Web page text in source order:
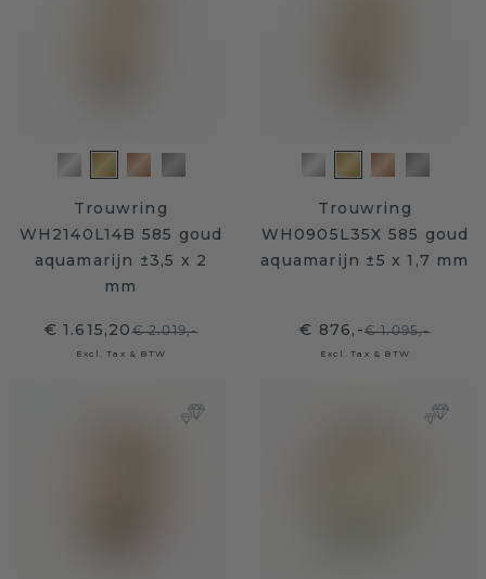
Trouwring
WH2140L14B 585 goud
aquamarijn ±3,5 x 2
mm
€ 1.615,20€ 2.019,-
Excl. Tax & BTW
Trouwring
WH0905L35X 585 goud
aquamarijn ±5 x 1,7 mm
€ 876,-€ 1.095,-
Excl. Tax & BTW